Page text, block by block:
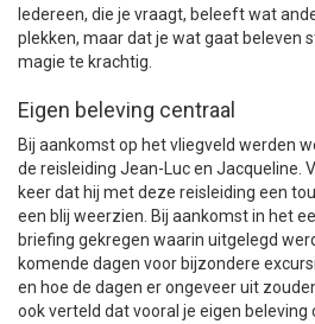
Iedereen, die je vraagt, beleeft wat
plekken, maar dat je wat gaat beleven
magie te krachtig.
Eigen beleving centraal
Bij aankomst op het vliegveld werden
de reisleiding Jean-Luc en Jacqueline.
keer dat hij met deze reisleiding een
een blij weerzien. Bij aankomst in het
briefing gekregen waarin uitgelegd
komende dagen voor bijzondere
en hoe de dagen er ongeveer uit
ook verteld dat vooral je eigen